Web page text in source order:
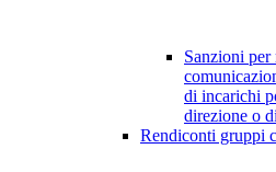
Sanzioni per
di incarichi
direzione o
Rendiconti gruppi